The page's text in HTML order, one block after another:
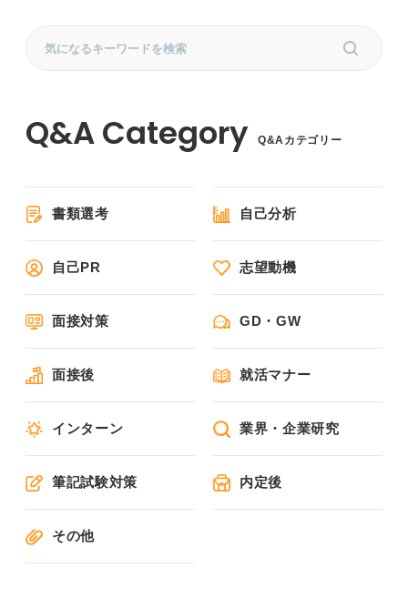
Q&Aカテゴリー
書類選考 自己分析
自己PR 志望動機
面接対策 GD・GW
面接後 就活マナー
インターン 業界・企業研究
筆記試験対策 内定後
その他